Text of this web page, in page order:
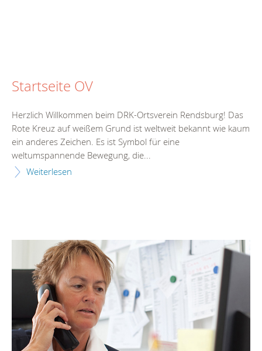
Startseite OV
Herzlich Willkommen beim DRK-Ortsverein Rendsburg! Das
Rote Kreuz auf weißem Grund ist weltweit bekannt wie kaum
ein anderes Zeichen. Es ist Symbol für eine
weltumspannende Bewegung, die...
Weiterlesen